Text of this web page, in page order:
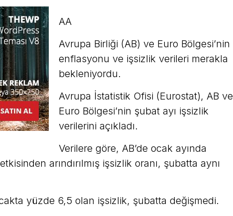
AA
Avrupa Birliği (AB) ve Euro Bölgesi’nin
enflasyonu ve işsizlik verileri merakla
bekleniyordu.
Avrupa İstatistik Ofisi (Eurostat), AB ve
Euro Bölgesi’nin şubat ayı işsizlik
verilerini açıkladı.
Verilere göre, AB’de ocak ayında
arındırılmış işsizlik oranı, şubatta aynı
yüzde 6,5 olan işsizlik, şubatta değişmedi.